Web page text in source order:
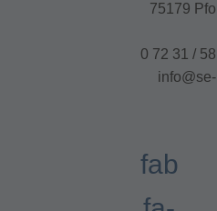
75179
0 72 31 /
fab